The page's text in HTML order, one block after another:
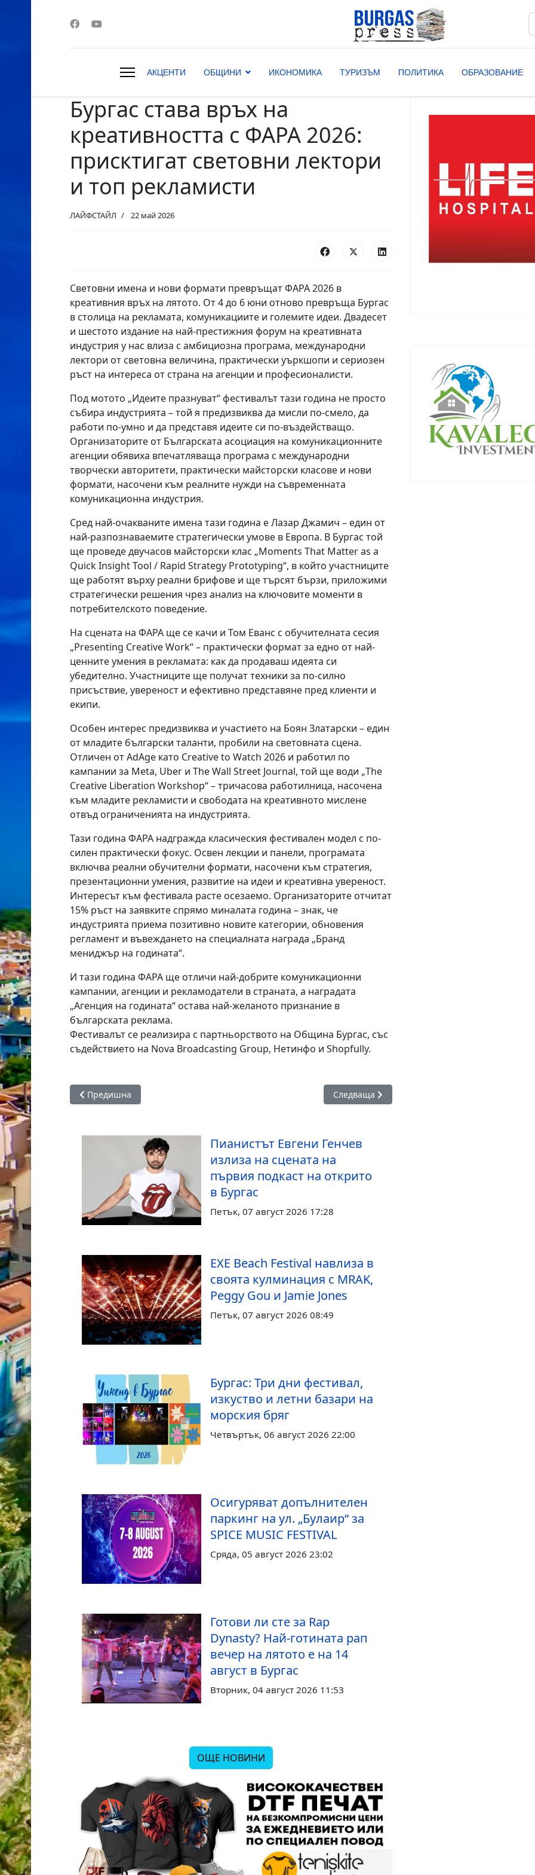
АКЦЕНТИ ОБЩИНИ ИКОНОМИКА ТУРИЗЪМ ПОЛИТИКА ОБРАЗОВАНИЕ
Бургас става връх на
креативността с ФАРА 2026:
присктигат световни лектори
и топ рекламисти
ЛАЙФСТАЙЛ 22 май 2026
Световни имена и нови формати превръщат ФАРА 2026 в
креативния връх на лятото. От 4 до 6 юни отново превръща Бургас
в столица на рекламата, комуникациите и големите идеи. Двадесет
и шестото издание на най-престижния форум на креативната
индустрия у нас влиза с амбициозна програма, международни
лектори от световна величина, практически уъркшопи и сериозен
ръст на интереса от страна на агенции и професионалисти.
Под мотото „Идеите празнуват“ фестивалът тази година не просто
събира индустрията – той я предизвиква да мисли по-смело, да
работи по-умно и да представя идеите си по-въздействащо.
Организаторите от Българската асоциация на комуникационните
агенции обявиха впечатляваща програма с международни
творчески авторитети, практически майсторски класове и нови
формати, насочени към реалните нужди на съвременната
комуникационна индустрия.
Сред най-очакваните имена тази година е Лазар Джамич – един от
най-разпознаваемите стратегически умове в Европа. В Бургас той
ще проведе двучасов майсторски клас „Moments That Matter as a
Quick Insight Tool / Rapid Strategy Prototyping“, в който участниците
ще работят върху реални брифове и ще търсят бързи, приложими
стратегически решения чрез анализ на ключовите моменти в
потребителското поведение.
На сцената на ФАРА ще се качи и Том Еванс с обучителната сесия
„Presenting Creative Work“ – практически формат за едно от най-
ценните умения в рекламата: как да продаваш идеята си
убедително. Участниците ще получат техники за по-силно
присъствие, увереност и ефективно представяне пред клиенти и
екипи.
Особен интерес предизвиква и участието на Боян Златарски – един
от младите български таланти, пробили на световната сцена.
Отличен от AdAge като Creative to Watch 2026 и работил по
кампании за Meta, Uber и The Wall Street Journal, той ще води „The
Creative Liberation Workshop“ – тричасова работилница, насочена
към младите рекламисти и свободата на креативното мислене
отвъд ограниченията на индустрията.
Тази година ФАРА надгражда класическия фестивален модел с по-
силен практически фокус. Освен лекции и панели, програмата
включва реални обучителни формати, насочени към стратегия,
презентационни умения, развитие на идеи и креативна увереност.
Интересът към фестивала расте осезаемо. Организаторите отчитат
15% ръст на заявките спрямо миналата година – знак, че
индустрията приема позитивно новите категории, обновения
регламент и въвеждането на специалната награда „Бранд
мениджър на годината“.
И тази година ФАРА ще отличи най-добрите комуникационни
кампании, агенции и рекламодатели в страната, а наградата
„Агенция на годината“ остава най-желаното признание в
българската реклама.
Фестивалът се реализира с партньорството на Община Бургас, със
съдействието на Nova Broadcasting Group, Нетинфо и Shopfully.
Предишна статия: С автобуса на „Черноморец“ към бала: Росимира и нейният клас отпразнуваха
Предишна Следваща статия: Организират туристически
Следваща
Пианистът Евгени Генчев
излиза на сцената на
първия подкаст на открито
в Бургас
Петък, 07 август 2026 17:28
EXE Beach Festival навлиза в
своята кулминация с MRAK,
Peggy Gou и Jamie Jones
Петък, 07 август 2026 08:49
Бургас: Три дни фестивал,
изкуство и летни базари на
морския бряг
Четвъртък, 06 август 2026 22:00
Осигуряват допълнителен
паркинг на ул. „Булаир“ за
SPICE MUSIC FESTIVAL
Сряда, 05 август 2026 23:02
Готови ли сте за Rap
Dynasty? Най-готината рап
вечер на лятото е на 14
август в Бургас
Вторник, 04 август 2026 11:53
ОЩЕ НОВИНИ